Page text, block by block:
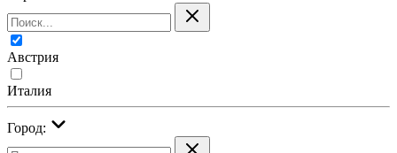
Австрия
Италия
Город: